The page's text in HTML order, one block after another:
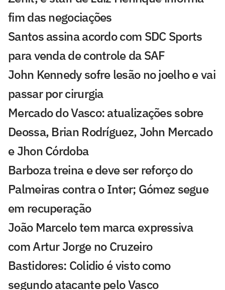
fim das negociações
Santos assina acordo com SDC Sports
para venda de controle da SAF
John Kennedy sofre lesão no joelho e vai
passar por cirurgia
Mercado do Vasco: atualizações sobre
Deossa, Brian Rodríguez, John Mercado
e Jhon Córdoba
Barboza treina e deve ser reforço do
Palmeiras contra o Inter; Gómez segue
em recuperação
João Marcelo tem marca expressiva
com Artur Jorge no Cruzeiro
Bastidores: Colidio é visto como
segundo atacante pelo Vasco